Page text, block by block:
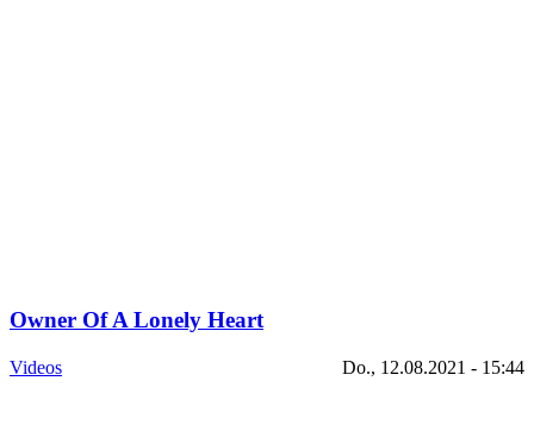
Owner Of A Lonely Heart
Videos Do., 12.08.2021 - 15:44